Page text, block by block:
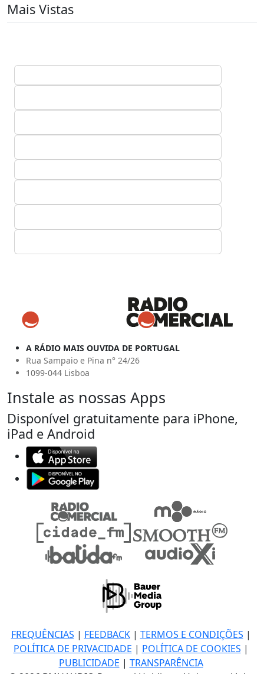
Mais Vistas
A RÁDIO MAIS OUVIDA DE PORTUGAL
Rua Sampaio e Pina n° 24/26
1099-044 Lisboa
Instale as nossas Apps
Disponível gratuitamente para iPhone,
iPad e Android
FREQUÊNCIAS | FEEDBACK| TERMOS E CONDIÇÕES |
POLÍTICA DE PRIVACIDADE | POLÍTICA DE COOKIES |
PUBLICIDADE | TRANSPARÊNCIA